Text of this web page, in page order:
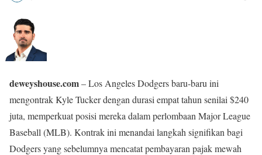
deweyshouse.com– Los Angeles Dodgers baru-baru ini
mengontrak Kyle Tucker dengan durasi empat tahun senilai $240
juta, memperkuat posisi mereka dalam perlombaan Major League
Baseball (MLB). Kontrak ini menandai langkah signifikan bagi
Dodgers yang sebelumnya mencatat pembayaran pajak mewah